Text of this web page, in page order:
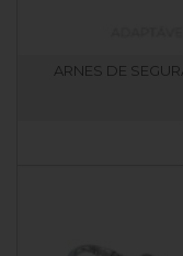
ARNES DE